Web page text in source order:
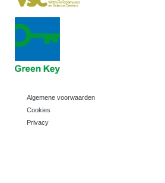
Algemene voorwaarden
Cookies
Privacy